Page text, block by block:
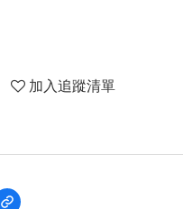
加入追蹤清單